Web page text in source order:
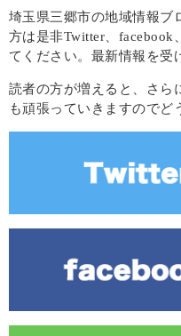
埼玉県三郷市の地域情報ブ
方は是非Twitter、facebook
てください。最新情報を受
読者の方が増えると、さら
も頑張っていきますのでど